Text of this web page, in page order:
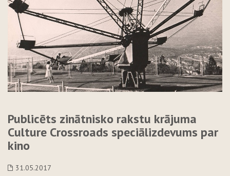
Publicēts zinātnisko rakstu krājuma
Culture Crossroads speciālizdevums par
kino
31.05.2017